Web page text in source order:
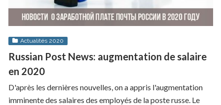
Actualités 2020
Russian Post News: augmentation de salaire
en 2020
D'après les dernières nouvelles, on a appris l'augmentation
imminente des salaires des employés de la poste russe. Le